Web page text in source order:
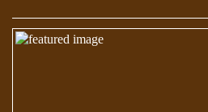
ΑΓΑΠΗ: ΚΑΤΑΣΤΑΣΗ Ή ΣΥΝΑΙΣΘΗΜΑ?